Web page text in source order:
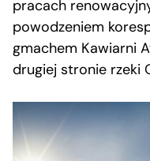
pracach
powodzeniem
gmachem Kawiarni
drugiej stronie rzeki